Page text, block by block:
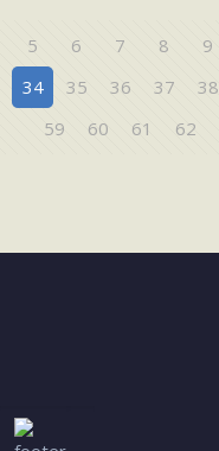
5 6 7 8 9
34 35 36 37 38
59
60 61 62